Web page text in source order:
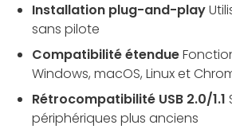
Installation plug-and-play
sans pilote
Compatibilité étendue
Windows, macOS, Linux et
Rétrocompatibilité USB 2.0/1.1
périphériques plus anciens